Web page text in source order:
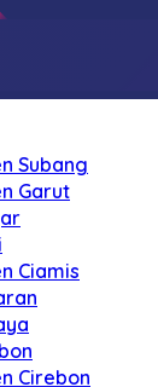
Subang
Garut
Ciamis
Cirebon